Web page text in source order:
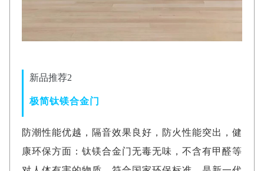
新品推荐2
极简钛镁合金门
防潮性能优越，隔音效果良好，防火性能突出，健
康环保方面：钛镁合金门无毒无味，不含有甲醛等